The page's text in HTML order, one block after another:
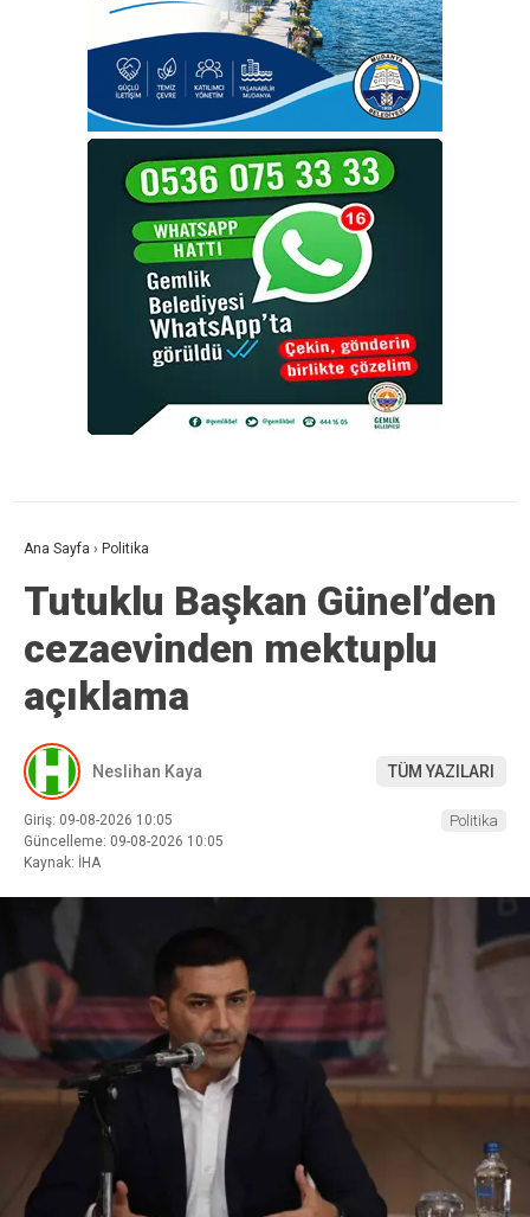
Ana Sayfa › Politika
Tutuklu Başkan Günel’den
cezaevinden mektuplu
açıklama
Neslihan Kaya TÜM YAZILARI
Giriş: 09-08-2026 10:05
Güncelleme: 09-08-2026 10:05
Kaynak: İHA
Politika